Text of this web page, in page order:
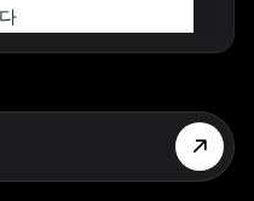
내용이 보입니다